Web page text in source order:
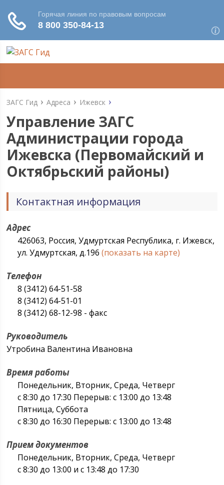
ЗАГС Гид Адреса Ижевск
Управление ЗАГС
Администрации города
Ижевска (Первомайский и
Октябрьский районы)
Контактная информация
Адрес
426063, Россия, Удмуртская Республика, г. Ижевск,
ул. Удмуртская, д.196(показать на карте)
Телефон
8 (3412) 64-51-58
8 (3412) 64-51-01
8 (3412) 68-12-98 - факс
Руководитель
Утробина Валентина Ивановна
Время работы
Понедельник, Вторник, Среда, Четверг
с 8:30 до 17:30 Перерыв: с 13:00 до 13:48
Пятница, Суббота
с 8:30 до 16:30 Перерыв: с 13:00 до 13:48
Прием документов
Понедельник, Вторник, Среда, Четверг
с 8:30 до 13:00 и с 13:48 до 17:30